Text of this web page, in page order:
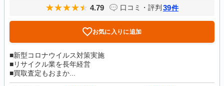
4.79 口コミ・評判 39件
お気に入りに追加
■新型コロナウイルス対策実施
■リサイクル業を長年経営
■買取査定もおまか...